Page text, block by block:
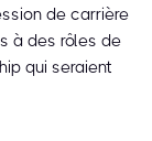
de carrière
à des rôles de
qui seraient